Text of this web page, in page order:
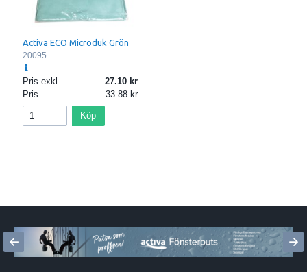
Activa ECO Microduk Grön
20095
Pris exkl.
27.10
Pris
33.88
Köp